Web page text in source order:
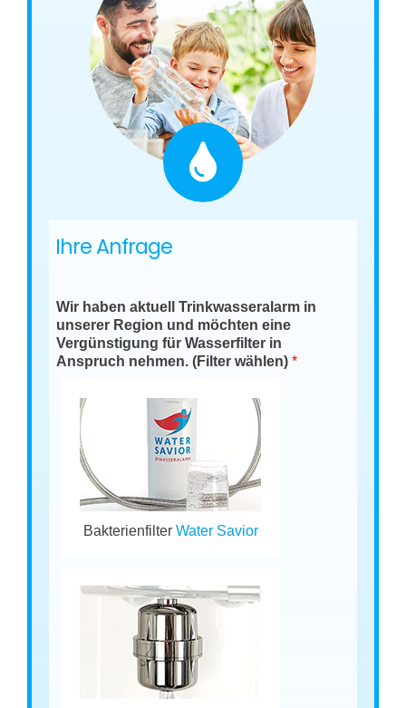
Ihre Anfrage
Wir haben aktuell Trinkwasseralarm in
unserer Region und möchten eine
Vergünstigung für Wasserfilter in
Anspruch nehmen. (Filter wählen)*
Bakterienfilter Water Savior